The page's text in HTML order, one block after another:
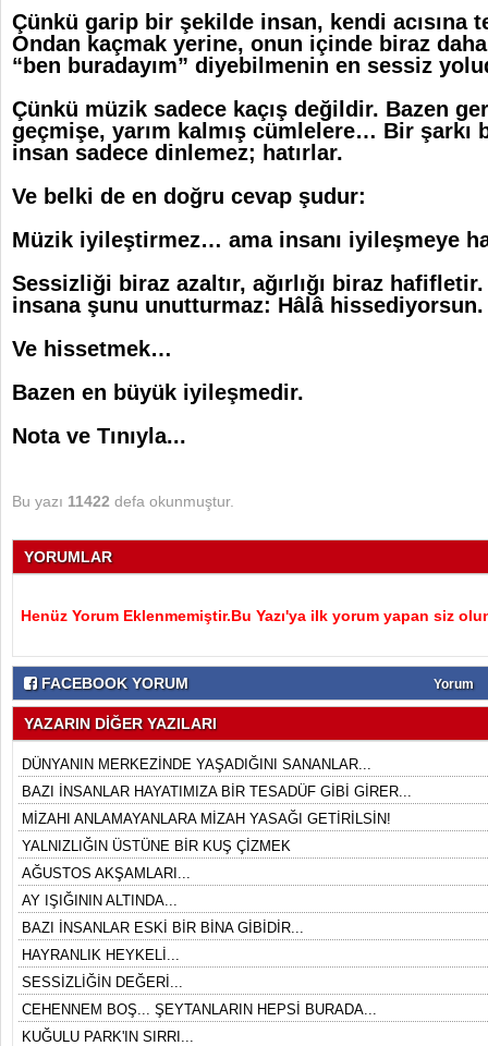
Çünkü garip bir şekilde insan, kendi acısına
Ondan kaçmak yerine, onun içinde biraz
“ben buradayım” diyebilmenin en sessiz
Çünkü müzik sadece kaçış değildir. Bazen
geçmişe, yarım kalmış cümlelere… Bir şarkı
insan sadece dinlemez; hatırlar.
Ve belki de en doğru cevap şudur:
Müzik iyileştirmez… ama insanı iyileşmeye
Sessizliği biraz azaltır, ağırlığı biraz
insana şunu unutturmaz: Hâlâ hissediyorsun.
Ve hissetmek…
Bazen en büyük iyileşmedir.
Nota ve Tınıyla...
Bu yazı 11422 defa okunmuştur.
YORUMLAR
Henüz Yorum Eklenmemiştir.Bu Yazı'ya ilk yorum yapan siz
FACEBOOK YORUM Yorum
YAZARIN DİĞER YAZILARI
DÜNYANIN MERKEZİNDE YAŞADIĞINI SANANLAR...
BAZI İNSANLAR HAYATIMIZA BİR TESADÜF GİBİ GİRER...
MİZAHI ANLAMAYANLARA MİZAH YASAĞI GETİRİLSİN!
YALNIZLIĞIN ÜSTÜNE BİR KUŞ ÇİZMEK
AĞUSTOS AKŞAMLARI...
AY IŞIĞININ ALTINDA...
BAZI İNSANLAR ESKİ BİR BİNA GİBİDİR...
HAYRANLIK HEYKELİ...
SESSİZLİĞİN DEĞERİ...
CEHENNEM BOŞ... ŞEYTANLARIN HEPSİ BURADA...
KUĞULU PARK'IN SIRRI...